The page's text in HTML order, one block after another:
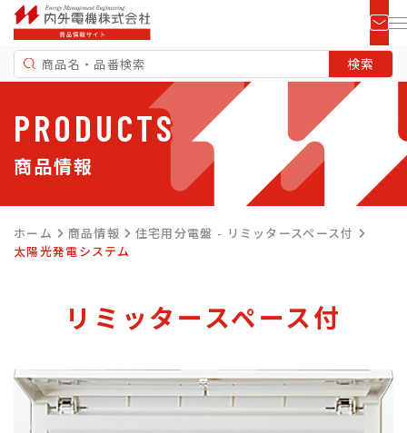
PRODUCTS
商品情報
ホーム 商品情報
住宅用分電盤 - リミッタースペース付
太陽光発電システム
リミッタースペース付